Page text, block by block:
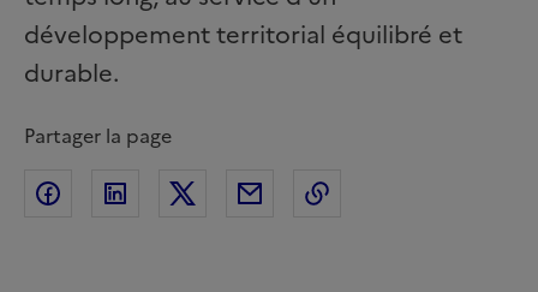
développement territorial équilibré et
durable.
Partager la page
Partager sur Facebook
Partager sur Linkedin
Partager sur Twitter
Partager par Email